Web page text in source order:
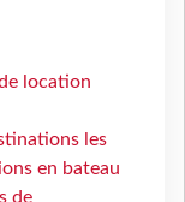
location
les
en bateau
de